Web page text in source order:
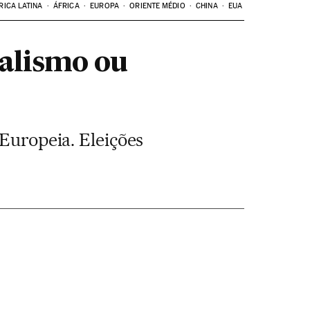
LATINA ÁFRICA EUROPA ORIENTE MÉDIO CHINA EUA
ou
Eleições